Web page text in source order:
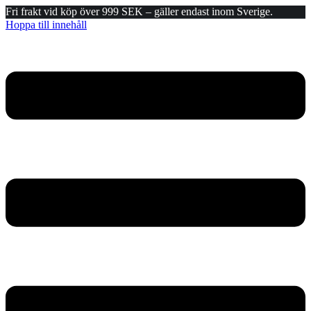
Fri frakt vid köp över 999 SEK – gäller endast inom Sverige.
Hoppa till innehåll